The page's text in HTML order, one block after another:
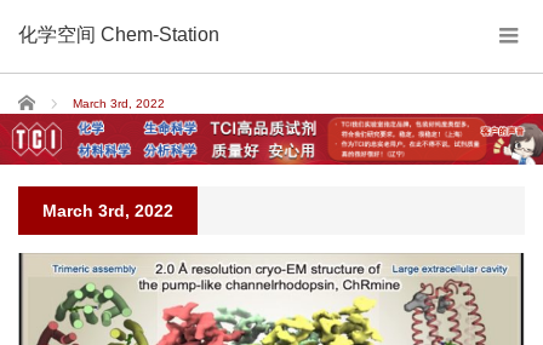
化学空间 Chem-Station
Home March 3rd, 2022
March 3rd, 2022